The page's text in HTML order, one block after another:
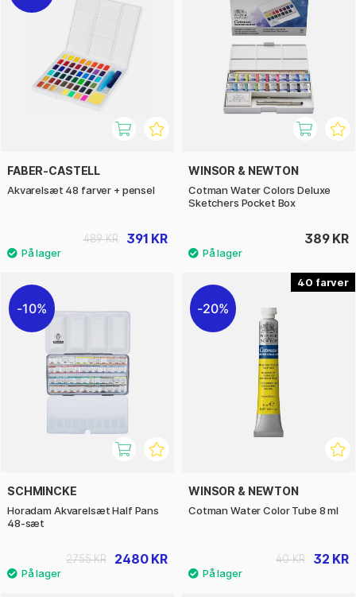
FABER-CASTELL
Akvarelsæt 48 farver + pensel
391 KR
489 KR
WINSOR & NEWTON
Cotman Water Colors Deluxe
Sketchers Pocket Box
389 KR
10%
SCHMINCKE
Horadam Akvarelsæt Half Pans
48-sæt
2480 KR
2755 KR
40
20%
WINSOR & NEWTON
Cotman Water Color Tube 8 ml
32 KR
40 KR